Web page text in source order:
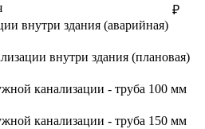
₽
внутри здания (аварийная)
внутри здания (плановая)
канализации - труба 100 мм
канализации - труба 150 мм